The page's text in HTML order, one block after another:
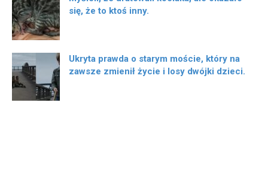
się, że to ktoś inny.
Ukryta prawda o starym moście, który na
zawsze zmienił życie i losy dwójki dzieci.